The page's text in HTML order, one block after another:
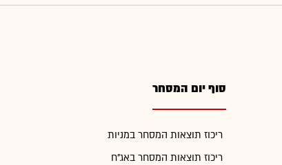
סוף יום המסחר
ריכוז תוצאות המסחר במניות
ריכוז תוצאות המסחר באג"ח